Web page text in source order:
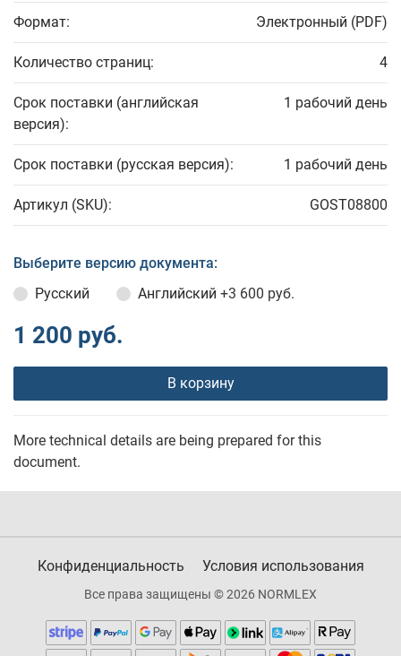
Формат: Электронный (PDF)
Количество страниц: 4
Срок поставки (английская
версия):
1 рабочий день
Срок поставки (русская версия): 1 рабочий день
Артикул (SKU): GOST08800
Выберите версию документа:
Русский
Английский +3 600 руб.
1 200 руб.
В корзину
More technical details are being prepared for this
document.
Конфиденциальность Условия использования
Все права защищены © 2026 NORMLEX